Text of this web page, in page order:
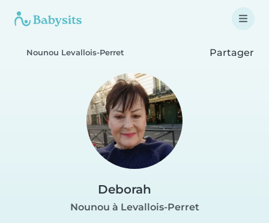
Nounou Levallois-Perret Partager
Deborah
Nounou à Levallois-Perret